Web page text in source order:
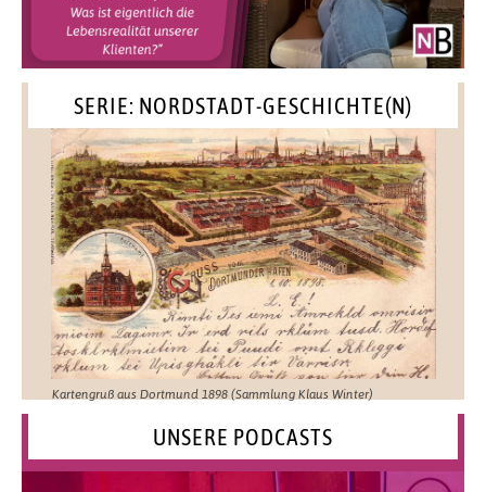
SERIE: NORDSTADT-GESCHICHTE(N)
Kartengruß aus Dortmund 1898 (Sammlung Klaus Winter)
UNSERE PODCASTS